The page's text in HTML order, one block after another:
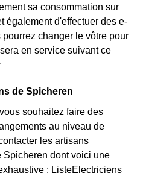
sa consommation sur
également d'effectuer des e-
changer le vôtre pour
en service suivant ce
de Spicheren
souhaitez faire des
au niveau de
les artisans
dont voici une
: ListeElectriciens